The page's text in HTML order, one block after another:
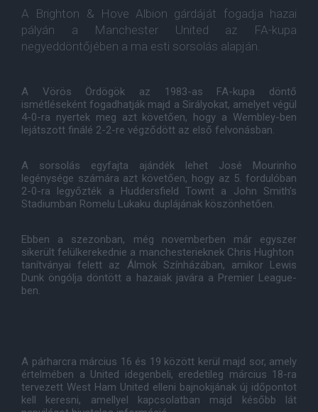
A Brighton & Hove Albion gárdáját fogadja hazai
pályán a Manchester United az FA-kupa
negyeddöntőjében a ma esti sorsolás alapján.
A Vörös Ördögök az 1983-as FA-kupa döntő
ismétléseként fogadhatják majd a Sirályokat, amelyet végül
4-0-ra nyertek meg azt követően, hogy a Wembley-ben
lejátszott finálé 2-2-re végződött az első felvonásban.
A sorsolás egyfajta ajándék lehet José Mourinho
legénysége számára azt követően, hogy az 5. fordulóban
2-0-ra legyőzték a Huddersfield Townt a John Smith's
Stadiumban Romelu Lukaku duplájának köszönhetően.
Ebben a szezonban, még novemberben már egyszer
sikerült felülkerekednie a manchesterieknek Chris Hughton
tanítványai felett az Álmok Színházában, amikor Lewis
Dunk öngólja döntött a hazaiak javára a Premier League-
ben.
A párharcra március 16 és 19 között kerül majd sor, amely
értelmében a United idegenbeli, eredetileg március 18-ra
tervezett West Ham United elleni bajnokijának új időpontot
kell keresni, amellyel kapcsolatban majd később lát